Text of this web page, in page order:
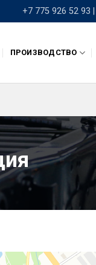
+7 775 926 52 93 |
ПРОИЗВОДСТВО